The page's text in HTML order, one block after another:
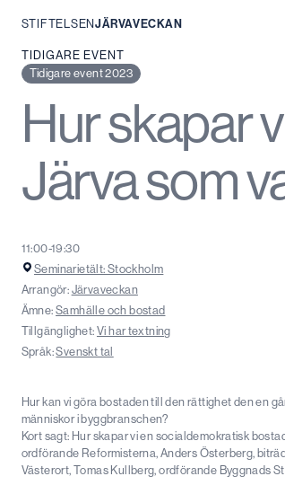
Hoppa
STIFTELSENJÄRVAVECKAN
TIDIGARE EVENT
Tidigare event 2023
Hur skapar
Järva som
11:00-19:30
Seminarietält: Stockholm
Arrangör: Järvaveckan
Ämne:Samhälle och bostad
Tillgänglighet: Vi har textning
Språk:Svenskt tal
Hur kan vi göra bostaden till den rättighet den en
människor i byggbranschen?
Kort sagt: Hur skapar vi en socialdemokratisk
ordförande Reformisterna, Anders Österberg,
Västerort, Tomas Kullberg, ordförande Byggnads